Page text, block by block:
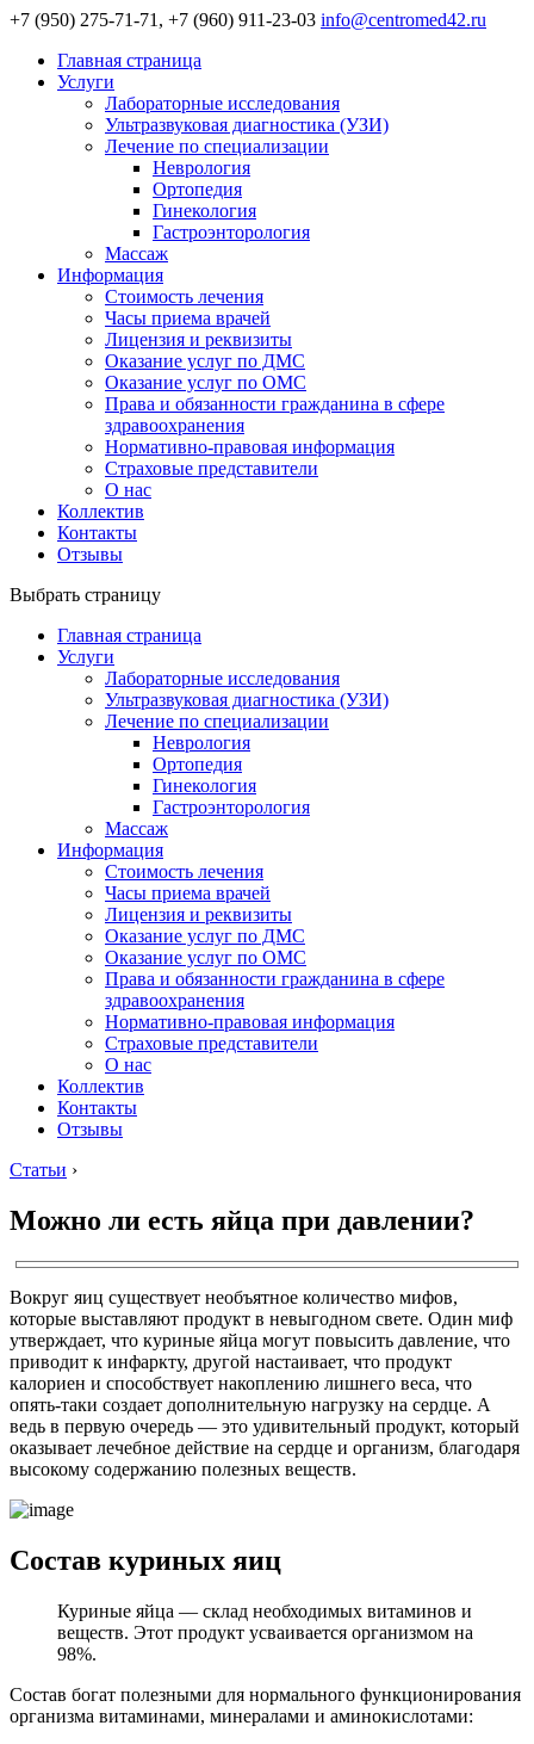
+7 (950) 275-71-71, +7 (960) 911-23-03 info@centromed42.ru
Главная страница
Услуги
Лабораторные исследования
Ультразвуковая диагностика (УЗИ)
Лечение по специализации
Неврология
Ортопедия
Гинекология
Гастроэнторология
Массаж
Информация
Стоимость лечения
Часы приема врачей
Лицензия и реквизиты
Оказание услуг по ДМС
Оказание услуг по ОМС
Права и обязанности гражданина в сфере
здравоохранения
Нормативно-правовая информация
Страховые представители
О нас
Коллектив
Контакты
Отзывы
Выбрать страницу
Главная страница
Услуги
Лабораторные исследования
Ультразвуковая диагностика (УЗИ)
Лечение по специализации
Неврология
Ортопедия
Гинекология
Гастроэнторология
Массаж
Информация
Стоимость лечения
Часы приема врачей
Лицензия и реквизиты
Оказание услуг по ДМС
Оказание услуг по ОМС
Права и обязанности гражданина в сфере
здравоохранения
Нормативно-правовая информация
Страховые представители
О нас
Коллектив
Контакты
Отзывы
Статьи ›
Можно ли есть яйца при давлении?
Вокруг яиц существует необъятное количество мифов,
которые выставляют продукт в невыгодном свете. Один миф
утверждает, что куриные яйца могут повысить давление, что
приводит к инфаркту, другой настаивает, что продукт
калориен и способствует накоплению лишнего веса, что
опять-таки создает дополнительную нагрузку на сердце. А
ведь в первую очередь — это удивительный продукт, который
оказывает лечебное действие на сердце и организм, благодаря
высокому содержанию полезных веществ.
Состав куриных яиц
Куриные яйца — склад необходимых витаминов и
веществ. Этот продукт усваивается организмом на
98%.
Состав богат полезными для нормального функционирования
организма витаминами, минералами и аминокислотами: